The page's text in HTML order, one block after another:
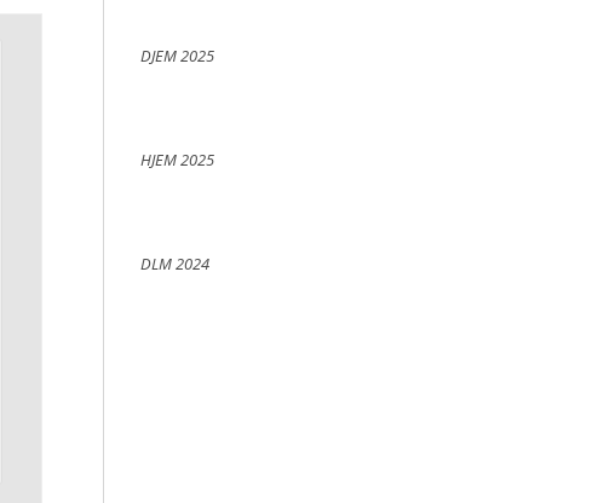
DJEM 2025
HJEM 2025
DLM 2024